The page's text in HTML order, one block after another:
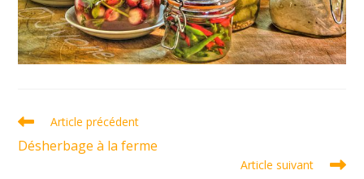
Read
articles
Article précédent
Désherbage à la ferme
Article suivant